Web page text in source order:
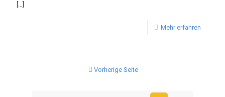
[…]
Mehr erfahren
Vorherige Seite